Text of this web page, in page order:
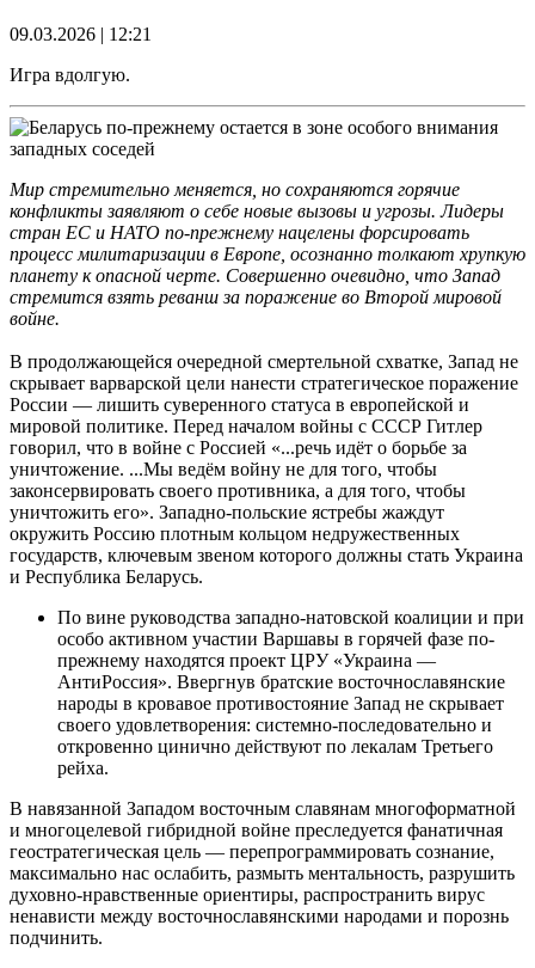
09.03.2026 | 12:21
Игра вдолгую.
Мир стремительно меняется, но сохраняются горячие
конфликты заявляют о себе новые вызовы и угрозы. Лидеры
стран ЕС и НАТО по-прежнему нацелены форсировать
процесс милитаризации в Европе, осознанно толкают хрупкую
планету к опасной черте. Совершенно очевидно, что Запад
стремится взять реванш за поражение во Второй мировой
войне.
В продолжающейся очередной смертельной схватке, Запад не
скрывает варварской цели нанести стратегическое поражение
России — лишить суверенного статуса в европейской и
мировой политике. Перед началом войны с СССР Гитлер
говорил, что в войне с Россией «...речь идёт о борьбе за
уничтожение. ...Мы ведём войну не для того, чтобы
законсервировать своего противника, а для того, чтобы
уничтожить его». Западно-польские ястребы жаждут
окружить Россию плотным кольцом недружественных
государств, ключевым звеном которого должны стать Украина
и Республика Беларусь.
По вине руководства западно-натовской коалиции и при
особо активном участии Варшавы в горячей фазе по-
прежнему находятся проект ЦРУ «Украина —
АнтиРоссия». Ввергнув братские восточнославянские
народы в кровавое противостояние Запад не скрывает
своего удовлетворения: системно-последовательно и
откровенно цинично действуют по лекалам Третьего
рейха.
В навязанной Западом восточным славянам многоформатной
и многоцелевой гибридной войне преследуется фанатичная
геостратегическая цель — перепрограммировать сознание,
максимально нас ослабить, размыть ментальность, разрушить
духовно-нравственные ориентиры, распространить вирус
ненависти между восточнославянскими народами и порознь
подчинить.